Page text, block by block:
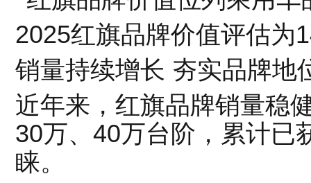
2025红旗品牌价值评估为
销量持续增长 夯实品牌地
近年来，红旗品牌销量稳
30万、40万台阶，累计已
睐。